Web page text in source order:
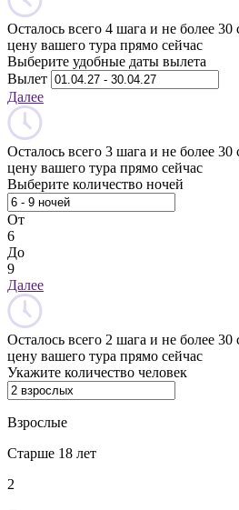
Осталось всего 4 шага и не более
цену вашего тура прямо сейчас
Выберите удобные даты вылета
Вылет
Далее
Осталось всего 3 шага и не более
цену вашего тура прямо сейчас
Выберите количество ночей
От
6
До
9
Далее
Осталось всего 2 шага и не более
цену вашего тура прямо сейчас
Укажите количество человек
Взрослые
Старше 18 лет
2